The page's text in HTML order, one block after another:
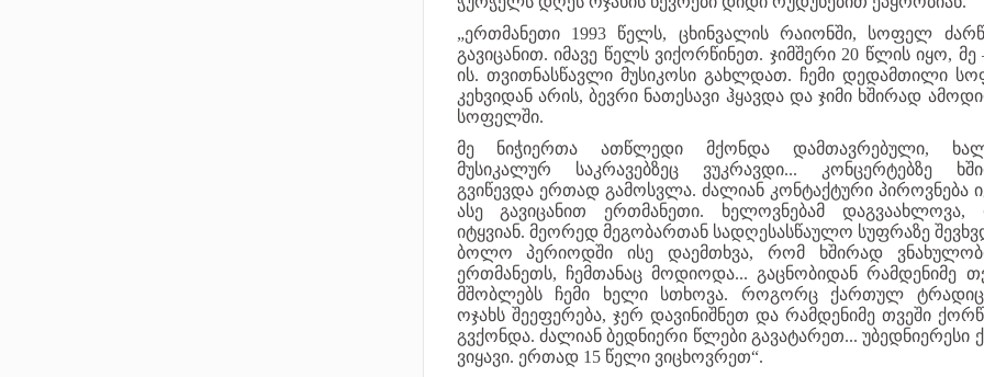
„ერთმანეთი 1993 წელს, ცხინვალის რაიონში, სოფელ
გავიცანით. იმავე წელს ვიქორწინეთ. ჯიმშერი 20 წლის იყო, მე
ის. თვითნასწავლი მუსიკოსი გახლდათ. ჩემი დედამთილი
კეხვიდან არის, ბევრი ნათესავი ჰყავდა და ჯიმი ხშირად
სოფელში.
მე ნიჭიერთა ათწლედი მქონდა დამთავრებული,
მუსიკალურ საკრავებზეც ვუკრავდი... კონცერტებზე
გვიწევდა ერთად გამოსვლა. ძალიან კონტაქტური პიროვნება
ასე გავიცანით ერთმანეთი. ხელოვნებამ დაგვაახლოვა,
იტყვიან. მეორედ მეგობართან სადღესასწაულო სუფრაზე
ბოლო პერიოდში ისე დაემთხვა, რომ ხშირად
ერთმანეთს, ჩემთანაც მოდიოდა... გაცნობიდან რამდენიმე
მშობლებს ჩემი ხელი სთხოვა. როგორც ქართულ
ოჯახს შეეფერება, ჯერ დავინიშნეთ და რამდენიმე თვეში
გვქონდა. ძალიან ბედნიერი წლები გავატარეთ... უბედნიერესი
ვიყავი. ერთად 15 წელი ვიცხოვრეთ“.